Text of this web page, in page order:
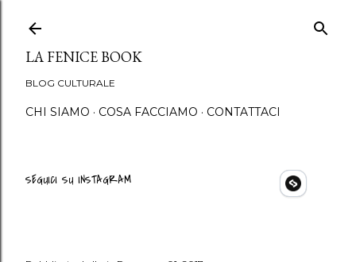
Passa ai contenuti
LA FENICE BOOK
BLOG CULTURALE
CHI SIAMO COSA FACCIAMO CONTATTACI
SEGUICI SU INSTAGRAM